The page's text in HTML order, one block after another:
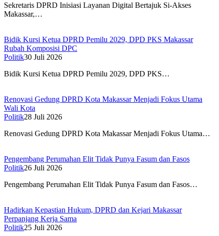
Sekretaris DPRD Inisiasi Layanan Digital Bertajuk Si-Akses
Makassar,…
Bidik Kursi Ketua DPRD Pemilu 2029, DPD PKS Makassar
Rubah Komposisi DPC
Politik30 Juli 2026
Bidik Kursi Ketua DPRD Pemilu 2029, DPD PKS…
Renovasi Gedung DPRD Kota Makassar Menjadi Fokus Utama
Wali Kota
Politik28 Juli 2026
Renovasi Gedung DPRD Kota Makassar Menjadi Fokus Utama…
Pengembang Perumahan Elit Tidak Punya Fasum dan Fasos
Politik26 Juli 2026
Pengembang Perumahan Elit Tidak Punya Fasum dan Fasos…
Hadirkan Kepastian Hukum, DPRD dan Kejari Makassar
Perpanjang Kerja Sama
Politik25 Juli 2026